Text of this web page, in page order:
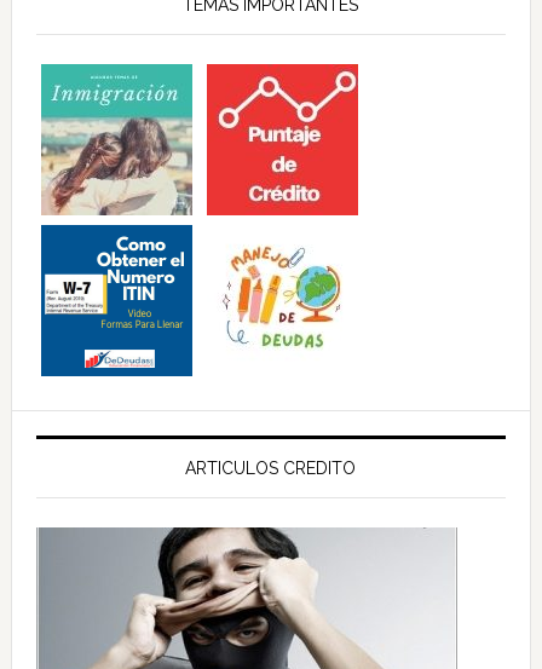
TEMAS IMPORTANTES
ARTICULOS CREDITO